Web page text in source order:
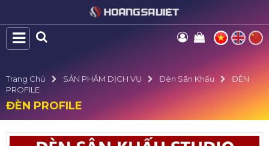
Trang Chủ SẢN PHẨM DỊCH VỤ Đèn Sân Khấu
ĐÈN
PROFILE
ĐÈN PROFILE